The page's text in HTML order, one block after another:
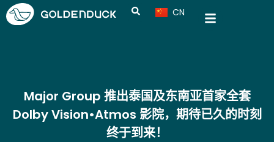
CN
VN
Major Group 推出泰国及东南亚首家全套
Dolby Vision•Atmos 影院，期待已久的时刻
终于到来！